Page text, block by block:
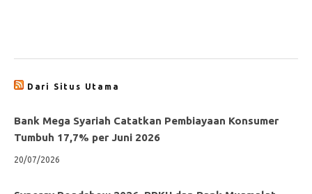
Dari Situs Utama
Bank Mega Syariah Catatkan Pembiayaan Konsumer
Tumbuh 17,7% per Juni 2026
20/07/2026